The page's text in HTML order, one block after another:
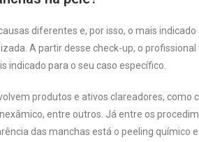
diferentes e, por isso, o mais
A partir desse check-up, o
indicado para o seu caso específico.
produtos e ativos clareadores, como
entre outros. Já entre os
das manchas está o peeling químico